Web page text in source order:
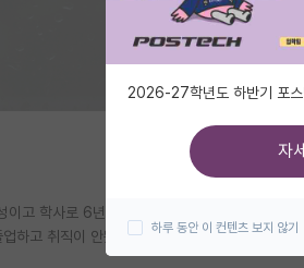
고 학사로 6년동안 대학 연구실에서 연구원으로
하고 취직이 안됐으면 연구실에서 같이 일할 수
2026-27학년도 하반기 포스
자
하루 동안 이 컨텐츠 보지 않기